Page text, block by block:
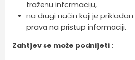
traženu informaciju,
na drugi način koji je
prava na pristup informaciji.
Zahtjev se može podnijeti :